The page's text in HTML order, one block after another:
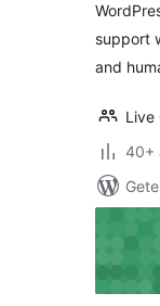
support
and
Live
40+